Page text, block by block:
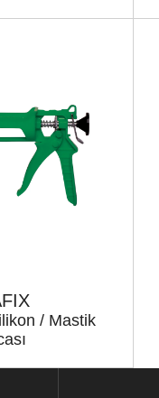
/ Mastik